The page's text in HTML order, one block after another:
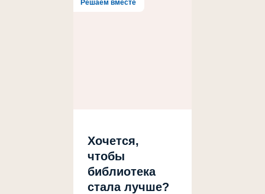
Решаем вместе
Хочется,
чтобы
библиотека
стала лучше?